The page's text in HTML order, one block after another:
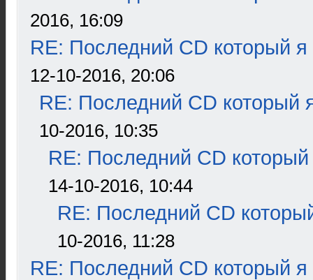
2016, 16:09
RE: Последний CD который я
12-10-2016, 20:06
RE: Последний CD который
10-2016, 10:35
RE: Последний CD который
14-10-2016, 10:44
RE: Последний CD
10-2016, 11:28
RE: Последний CD который я